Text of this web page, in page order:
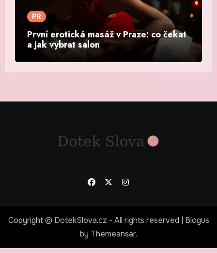
PR
První erotická masáž v Praze: co čekat
a jak vybrat salon
Copyright © DotekSlova.cz - All rights reserved
Blogus
by Themeansar.